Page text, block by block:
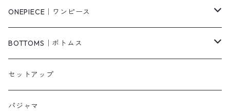
シャツ/ブラウス
ベスト/チョッキ
タンクトップ/キャミソール
スウェット/パーカー
ジャケット/ブルゾン
コート
カーディガン
ダウンコート
ONEPIECE｜ワンピース
柄
無地
ニットワンピース
BOTTOMS｜ボトムス
パンツ・デニム
ショートパンツ
セットアップ
パジャマ